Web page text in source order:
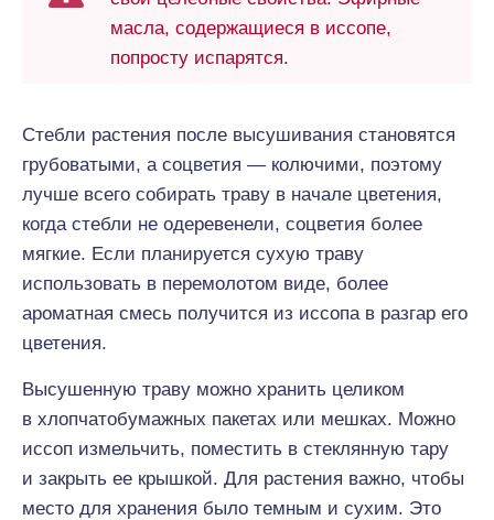
масла, содержащиеся в иссопе,
попросту испарятся.
Стебли растения после высушивания становятся
грубоватыми, а соцветия — колючими, поэтому
лучше всего собирать траву в начале цветения,
когда стебли не одеревенели, соцветия более
мягкие. Если планируется сухую траву
использовать в перемолотом виде, более
ароматная смесь получится из иссопа в разгар его
цветения.
Высушенную траву можно хранить целиком
в хлопчатобумажных пакетах или мешках. Можно
иссоп измельчить, поместить в стеклянную тару
и закрыть ее крышкой. Для растения важно, чтобы
место для хранения было темным и сухим. Это